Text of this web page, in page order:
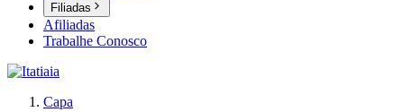
Filiadas
Afiliadas
Trabalhe Conosco
Capa